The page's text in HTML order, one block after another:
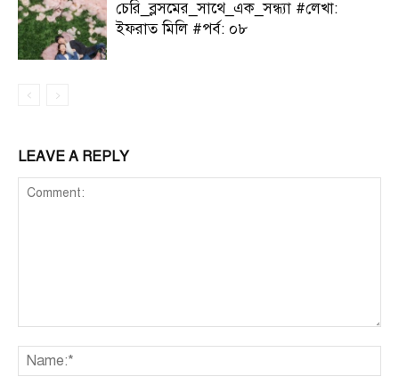
চেরি_ব্লসমের_সাথে_এক_সন্ধ্যা #লেখা:
ইফরাত মিলি #পর্ব: ০৮
LEAVE A REPLY